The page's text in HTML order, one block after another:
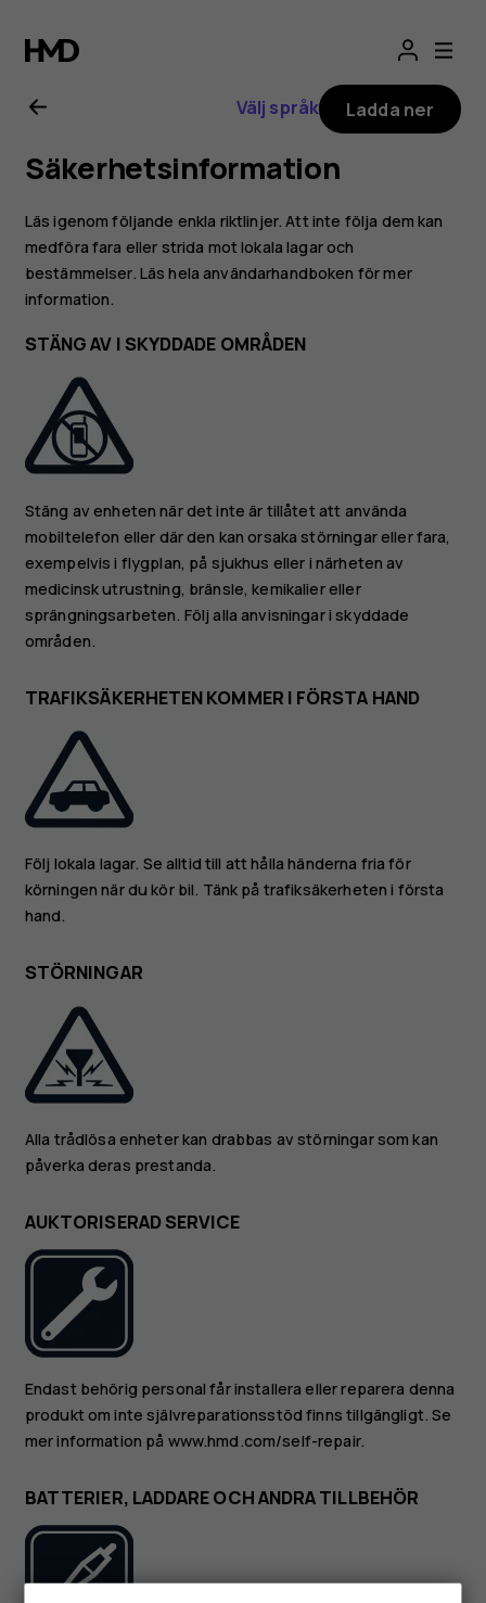
för
Nokia
225
4G
(2024)
Välj språk Ladda ner
Säkerhetsinformation
Läs igenom följande enkla riktlinjer. Att inte följa dem kan
medföra fara eller strida mot lokala lagar och
bestämmelser. Läs hela användarhandboken för mer
information.
STÄNG AV I SKYDDADE OMRÅDEN
Stäng av enheten när det inte är tillåtet att använda
mobiltelefon eller där den kan orsaka störningar eller fara,
exempelvis i flygplan, på sjukhus eller i närheten av
medicinsk utrustning, bränsle, kemikalier eller
sprängningsarbeten. Följ alla anvisningar i skyddade
områden.
TRAFIKSÄKERHETEN KOMMER I FÖRSTA HAND
Följ lokala lagar. Se alltid till att hålla händerna fria för
körningen när du kör bil. Tänk på trafiksäkerheten i första
hand.
STÖRNINGAR
Alla trådlösa enheter kan drabbas av störningar som kan
påverka deras prestanda.
AUKTORISERAD SERVICE
Endast behörig personal får installera eller reparera denna
produkt om inte självreparationsstöd finns tillgängligt. Se
mer information på www.hmd.com/self-repair.
BATTERIER, LADDARE OCH ANDRA TILLBEHÖR